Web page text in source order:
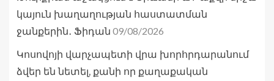
կայուն խաղաղության հաստատման
ջանքերին․ Ֆիդան 09/08/2026
Կոսովոյի վարչապետի վրա խորհրդարանում
ձվեր են նետել, քանի որ քաղաքական